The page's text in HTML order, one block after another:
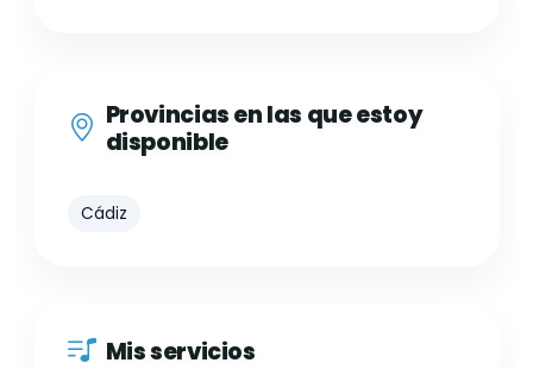
Provincias en las que estoy
disponible
Cádiz
Mis servicios